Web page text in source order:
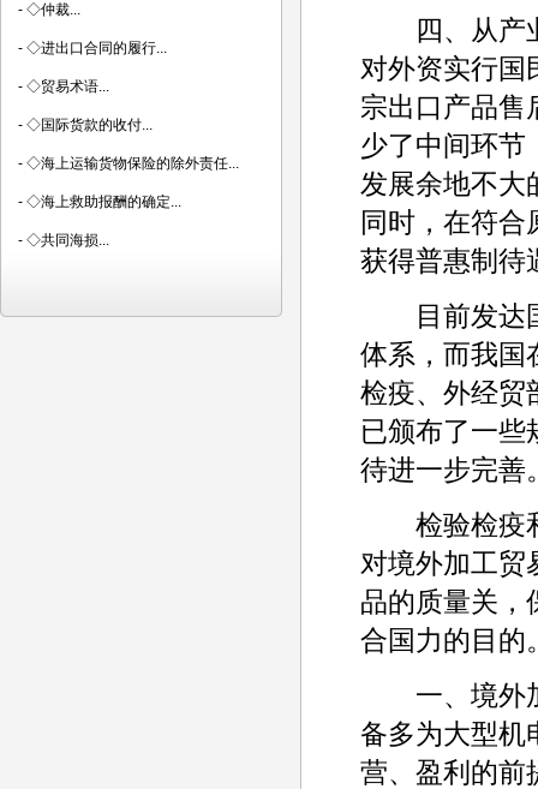
四、从产业
对外资实行国
宗出口产品售
少了中间环节
发展余地不大
同时，在符合
获得普惠制待
目前发达国
体系，而我国
检疫、外经贸
已颁布了一些
待进一步完善
检验检疫和
对境外加工贸
品的质量关，
合国力的目的
一、境外加
备多为大型机
营、盈利的前
- ◇仲裁...
- ◇进出口合同的履行...
- ◇贸易术语...
- ◇国际货款的收付...
- ◇海上运输货物保险的除外责任...
- ◇海上救助报酬的确定...
- ◇共同海损...